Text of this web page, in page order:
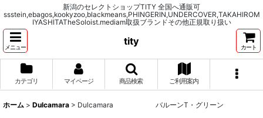
新潟のセレクトショップTITY 全国へ通販可
ssstein,ebagos,kookyzoo,blackmeans,PHINGERIN,UNDERCOVER,TAKAHIROM
IYASHITATheSoloist.mediam取扱ブランドその他正規取り扱い
メニュー
tity
カート
カテゴリ マイページ 商品検索 ご利用案内
ホーム > Dulcamara > Dulcamara バルーンT・グリーン